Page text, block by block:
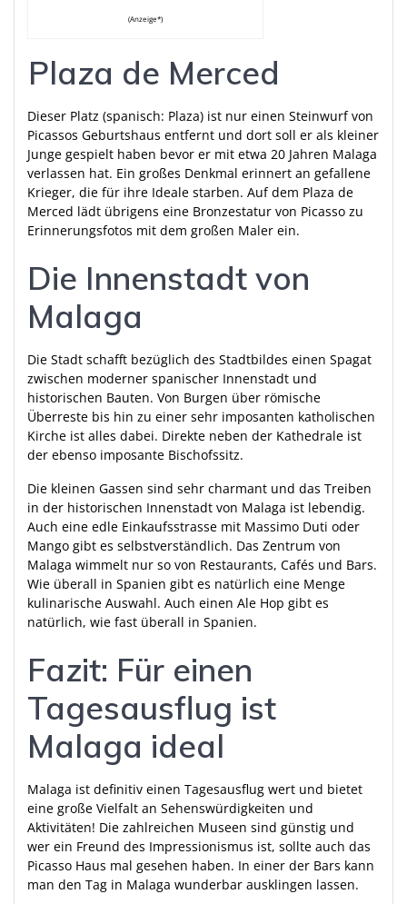
(Anzeige*)
Plaza de Merced
Dieser Platz (spanisch: Plaza) ist nur einen Steinwurf von
Picassos Geburtshaus entfernt und dort soll er als kleiner
Junge gespielt haben bevor er mit etwa 20 Jahren Malaga
verlassen hat. Ein großes Denkmal erinnert an gefallene
Krieger, die für ihre Ideale starben. Auf dem Plaza de
Merced lädt übrigens eine Bronzestatur von Picasso zu
Erinnerungsfotos mit dem großen Maler ein.
Die Innenstadt von
Malaga
Die Stadt schafft bezüglich des Stadtbildes einen Spagat
zwischen moderner spanischer Innenstadt und
historischen Bauten. Von Burgen über römische
Überreste bis hin zu einer sehr imposanten katholischen
Kirche ist alles dabei. Direkte neben der Kathedrale ist
der ebenso imposante Bischofssitz.
Die kleinen Gassen sind sehr charmant und das Treiben
in der historischen Innenstadt von Malaga ist lebendig.
Auch eine edle Einkaufsstrasse mit Massimo Duti oder
Mango gibt es selbstverständlich. Das Zentrum von
Malaga wimmelt nur so von Restaurants, Cafés und Bars.
Wie überall in Spanien gibt es natürlich eine Menge
kulinarische Auswahl. Auch einen Ale Hop gibt es
natürlich, wie fast überall in Spanien.
Fazit: Für einen
Tagesausflug ist
Malaga ideal
Malaga ist definitiv einen Tagesausflug wert und bietet
eine große Vielfalt an Sehenswürdigkeiten und
Aktivitäten! Die zahlreichen Museen sind günstig und
wer ein Freund des Impressionismus ist, sollte auch das
Picasso Haus mal gesehen haben. In einer der Bars kann
man den Tag in Malaga wunderbar ausklingen lassen.